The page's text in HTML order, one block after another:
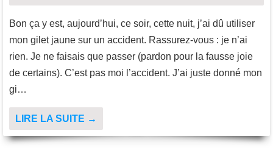
Bon ça y est, aujourd’hui, ce soir, cette nuit, j’ai dû utiliser
mon gilet jaune sur un accident. Rassurez-vous : je n’ai
rien. Je ne faisais que passer (pardon pour la fausse joie
de certains). C’est pas moi l’accident. J’ai juste donné mon
gi…
LIRE LA SUITE →